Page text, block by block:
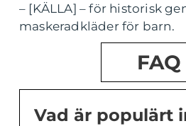
– [KÄLLA] – för historisk
maskeradkläder för barn.
FAQ
Vad är populärt